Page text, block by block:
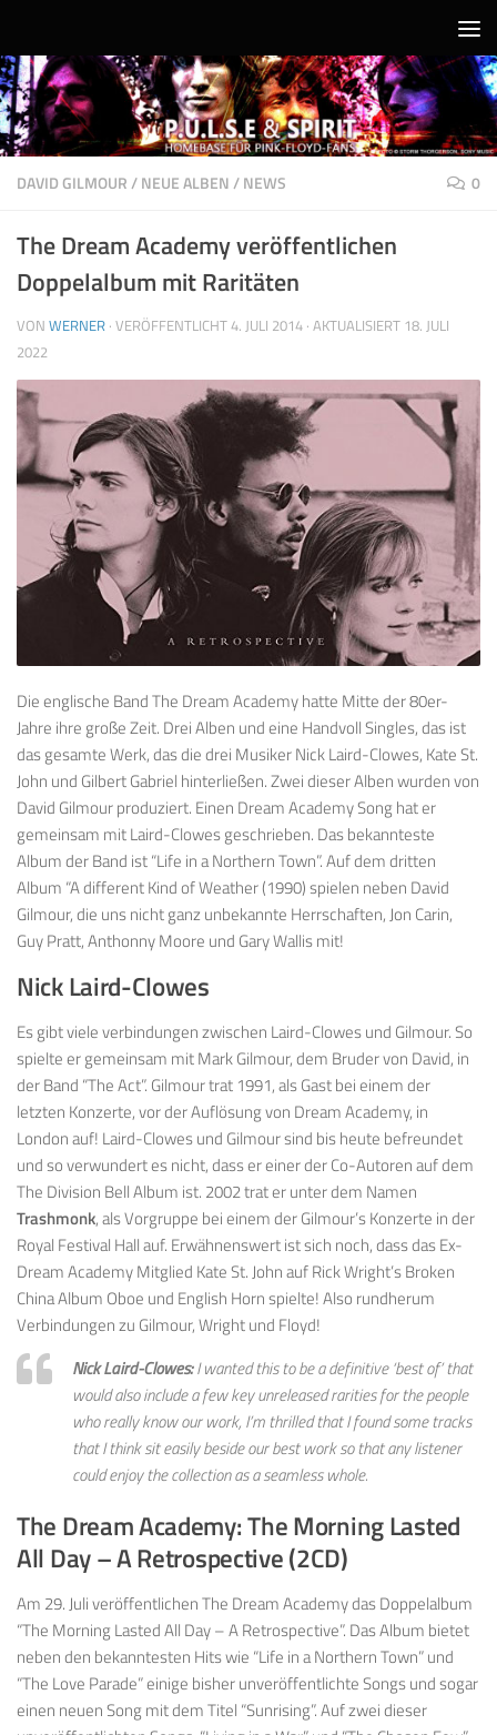
DAVID GILMOUR/NEUE ALBEN/NEWS 0
The Dream Academy veröffentlichen
Doppelalbum mit Raritäten
VON WERNER · VERÖFFENTLICHT4. JULI 2014 · AKTUALISIERT 18. JULI
2022
Die englische Band The Dream Academy hatte Mitte der 80er-
Jahre ihre große Zeit. Drei Alben und eine Handvoll Singles, das ist
das gesamte Werk, das die drei Musiker Nick Laird-Clowes, Kate St.
John und Gilbert Gabriel hinterließen. Zwei dieser Alben wurden von
David Gilmour produziert. Einen Dream Academy Song hat er
gemeinsam mit Laird-Clowes geschrieben. Das bekannteste
Album der Band ist “Life in a Northern Town”. Auf dem dritten
Album “A different Kind of Weather (1990) spielen neben David
Gilmour, die uns nicht ganz unbekannte Herrschaften, Jon Carin,
Guy Pratt, Anthonny Moore und Gary Wallis mit!
Nick Laird-Clowes
Es gibt viele verbindungen zwischen Laird-Clowes und Gilmour. So
spielte er gemeinsam mit Mark Gilmour, dem Bruder von David, in
der Band “The Act”. Gilmour trat 1991, als Gast bei einem der
letzten Konzerte, vor der Auflösung von Dream Academy, in
London auf! Laird-Clowes und Gilmour sind bis heute befreundet
und so verwundert es nicht, dass er einer der Co-Autoren auf dem
The Division Bell Album ist. 2002 trat er unter dem Namen
Trashmonk, als Vorgruppe bei einem der Gilmour’s Konzerte in der
Royal Festival Hall auf. Erwähnenswert ist sich noch, dass das Ex-
Dream Academy Mitglied Kate St. John auf Rick Wright’s Broken
China Album Oboe und English Hornspielte! Also rundherum
Verbindungen zu Gilmour, Wright und Floyd!
Nick Laird-Clowes:I wanted this to be a definitive ‘best of’ that
would also include a few key unreleased rarities for the people
who really know our work, I’m thrilled that I found some tracks
that I think sit easily beside our best work so that any listener
could enjoy the collection as a seamless whole.
The Dream Academy: The Morning Lasted
All Day – A Retrospective(2CD)
Am 29. Juli veröffentlichen The Dream Academy das Doppelalbum
“The Morning Lasted All Day – A Retrospective”. Das Album bietet
neben den bekanntesten Hits wie “Life in a Northern Town” und
“The Love Parade” einige bisher unveröffentlichte Songs und sogar
einen neuen Song mit dem Titel “Sunrising”. Auf zwei dieser